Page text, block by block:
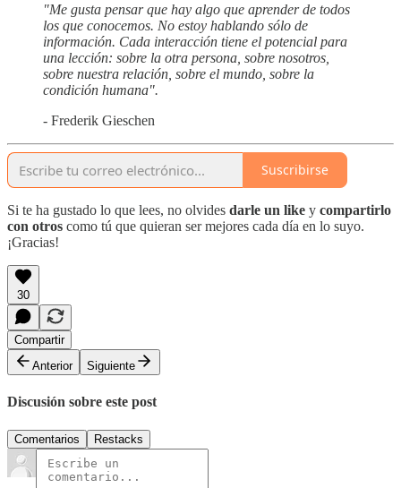
"Me gusta pensar que hay algo que aprender de todos
los que conocemos. No estoy hablando sólo de
información. Cada interacción tiene el potencial para
una lección: sobre la otra persona, sobre nosotros,
sobre nuestra relación, sobre el mundo, sobre la
condición humana".
- Frederik Gieschen
Suscribirse
Si te ha gustado lo que lees, no olvides darle un like y compartirlo
con otros como tú que quieran ser mejores cada día en lo suyo.
¡Gracias!
30
Compartir
Anterior
Siguiente
Discusión sobre este post
Comentarios Restacks